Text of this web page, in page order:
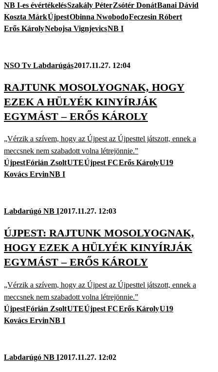
NB I-es évértékelésSzakály PéterZsótér DonátBanai Dávid
Koszta MárkÚjpestObinna NwobodoFeczesin Róbert
Erős KárolyNebojsa VignjevicsNB I
NSO Tv Labdarúgás2017.11.27. 12:04
RAJTUNK MOSOLYOGNAK, HOGY
EZEK A HÜLYÉK KINYÍRJÁK
EGYMÁST – ERŐS KÁROLY
„Vérzik a szívem, hogy az Újpest az Újpesttel játszott, ennek a
meccsnek nem szabadott volna létrejönnie.”
ÚjpestFórián ZsoltUTEÚjpest FCErős KárolyU19
Kovács ErvinNB I
Labdarúgó NB I2017.11.27. 12:03
ÚJPEST: RAJTUNK MOSOLYOGNAK,
HOGY EZEK A HÜLYÉK KINYÍRJÁK
EGYMÁST – ERŐS KÁROLY
„Vérzik a szívem, hogy az Újpest az Újpesttel játszott, ennek a
meccsnek nem szabadott volna létrejönnie.”
ÚjpestFórián ZsoltUTEÚjpest FCErős KárolyU19
Kovács ErvinNB I
Labdarúgó NB I2017.11.27. 12:02